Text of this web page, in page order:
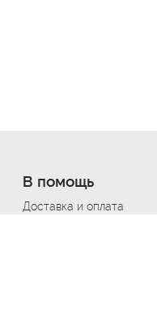
В помощь
Доставка и оплата